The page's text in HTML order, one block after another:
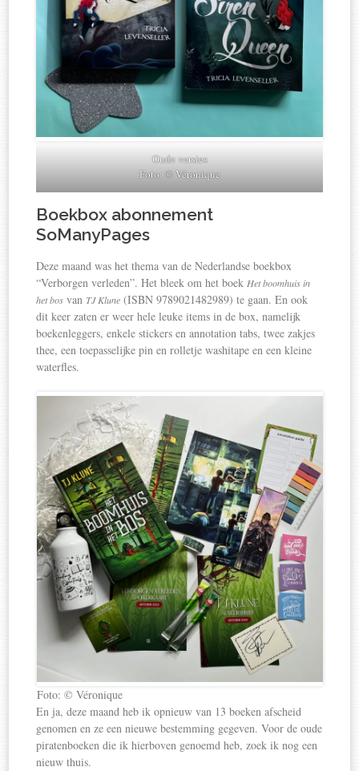
Oude versies
Foto: © Véronique
Boekbox abonnement
SoManyPages
Deze maand was het thema van de Nederlandse boekbox
“Verborgen verleden”. Het bleek om het boekHet boomhuis in
het bos van TJ Klune (ISBN 9789021482989) te gaan. En ook
dit keer zaten er weer hele leuke items in de box, namelijk
boekenleggers, enkele stickers en annotation tabs, twee zakjes
thee, een toepasselijke pin en rolletje washitape en een kleine
waterfles.
Foto: © Véronique
En ja, deze maand heb ik opnieuw van 13 boeken afscheid
genomen en ze een nieuwe bestemming gegeven. Voor de oude
piratenboeken die ik hierboven genoemd heb, zoek ik nog een
nieuw thuis.